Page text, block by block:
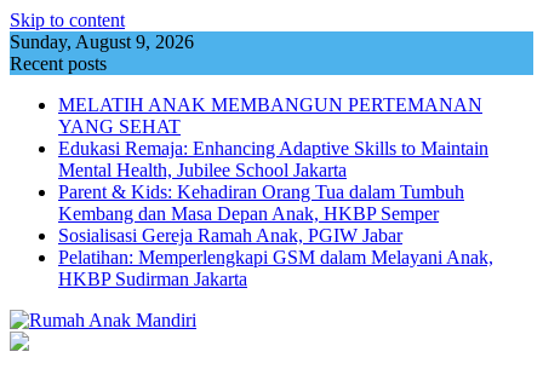
Skip to content
Sunday, August 9, 2026
Recent posts
MELATIH ANAK MEMBANGUN PERTEMANAN
YANG SEHAT
Edukasi Remaja: Enhancing Adaptive Skills to Maintain
Mental Health, Jubilee School Jakarta
Parent & Kids: Kehadiran Orang Tua dalam Tumbuh
Kembang dan Masa Depan Anak, HKBP Semper
Sosialisasi Gereja Ramah Anak, PGIW Jabar
Pelatihan: Memperlengkapi GSM dalam Melayani Anak,
HKBP Sudirman Jakarta